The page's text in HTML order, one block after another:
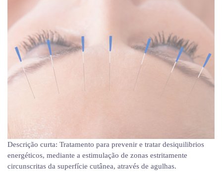
Descrição curta: Tratamento para prevenir e tratar desiquilibrios
energéticos, mediante a estimulação de zonas estritamente
circunscritas da superfície cutânea, através de agulhas.